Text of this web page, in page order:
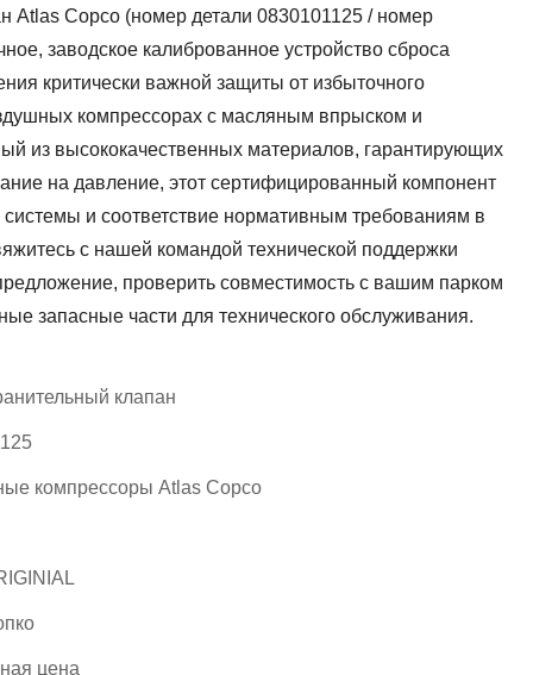
Atlas Copco (номер детали 0830101125 / номер
заводское калиброванное устройство сброса
критически важной защиты от избыточного
компрессорах с масляным впрыском и
из высококачественных материалов, гарантирующих
на давление, этот сертифицированный компонент
и соответствие нормативным требованиям в
с нашей командой технической поддержки
проверить совместимость с вашим парком
запасные части для технического обслуживания.
клапан
компрессоры Atlas Copco
цена